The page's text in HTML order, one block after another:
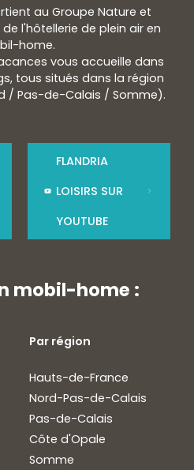
au Groupe Nature et
l'hôtellerie de plein air en
home.
vous accueille dans
tous situés dans la région
/ Pas-de-Calais / Somme).
FLANDRIA
LOISIRS SUR
YOUTUBE
mobil-home :
Par région
Hauts-de-France
Nord-Pas-de-Calais
Pas-de-Calais
Côte d'Opale
Somme